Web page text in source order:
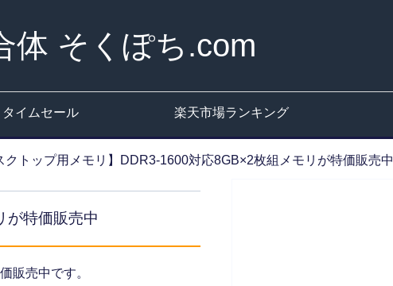
体 そくぽち.com
タイムセール 楽天市場ランキング
トップ用メモリ】DDR3-1600対応8GB×2枚組メモリが特価販売中
が特価販売中
販売中です。